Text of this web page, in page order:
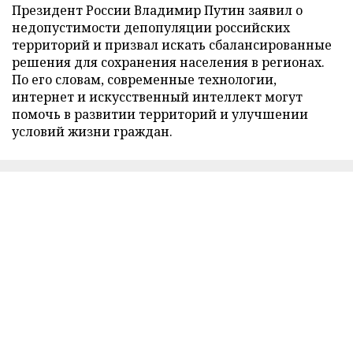
Президент России Владимир Путин заявил о
недопустимости депопуляции российских
территорий и призвал искать сбалансированные
решения для сохранения населения в регионах.
По его словам, современные технологии,
интернет и искусственный интеллект могут
помочь в развитии территорий и улучшении
условий жизни граждан.